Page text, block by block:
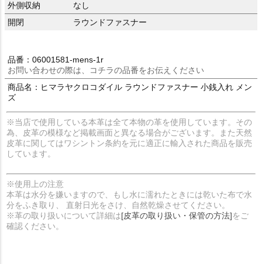
外側収納
なし
開閉
ラウンドファスナー
品番：06001581-mens-1r
お問い合わせの際は、コチラの品番をお伝えください
商品名：ヒマラヤクロコダイル ラウンドファスナー 小銭入れ メン
ズ
※当店で使用している本革は全て本物の革を使用しています。その
為、皮革の模様など掲載画面と異なる場合がございます。また天然
皮革に関してはワシントン条約を元に適正に輸入された商品を販売
しています。
※使用上の注意
本革は水分を嫌いますので、もし水に濡れたときには乾いた布で水
分をふき取り、 直射日光をさけ、自然乾燥させてください。
※革の取り扱いについて詳細は[皮革の取り扱い・保管の方法]をご
確認ください。